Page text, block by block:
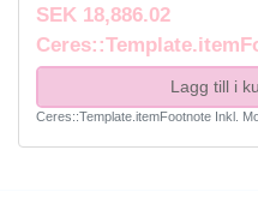
SEK 18,886.02
Lagg till i
Ceres::Template.itemFootnote Inkl.